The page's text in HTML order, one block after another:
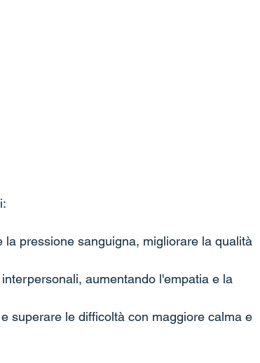
la pressione sanguigna, migliorare la qualità
aumentando l'empatia e la
superare le difficoltà con maggiore calma e